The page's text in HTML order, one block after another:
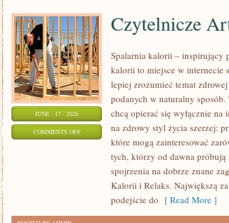
JUNE - 17 - 2026
COMMENTS OFFON
CZYTELNICZE
ARTYKUŁY
Czytelnicze
Spalarnia kalorii – inspirujący
kalorii to miejsce w internecie
lepiej zrozumieć temat
podanych w naturalny
chcą opierać się wyłącznie
na zdrowy styl życia szerzej:
które mogą zainteresować
tych, którzy od dawna
spojrzenia na dobrze znane
Kalorii i Relaks. Największą
podejście do [ Read More ]